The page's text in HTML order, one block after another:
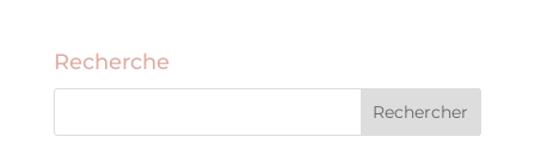
Recherche